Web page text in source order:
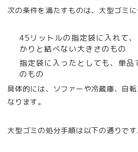
次の条件を満たすものは、大型ゴミに
45リットルの指定袋に入れて
かりと結べない大きさのもの
指定袋に入ったとしても、単
のもの
具体的には、ソファーや冷蔵庫、自
なります。
大型ゴミの処分手順は以下の通りです